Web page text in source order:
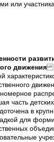
или
движения
часть
в
для